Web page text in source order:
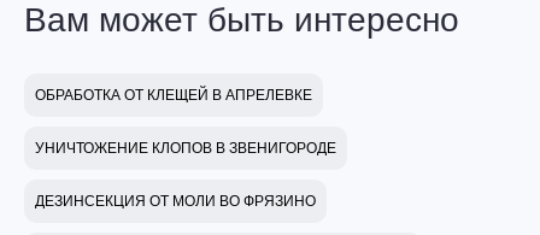
Вам может быть интересно
ОБРАБОТКА ОТ КЛЕЩЕЙ В АПРЕЛЕВКЕ
УНИЧТОЖЕНИЕ КЛОПОВ В ЗВЕНИГОРОДЕ
ДЕЗИНСЕКЦИЯ ОТ МОЛИ ВО ФРЯЗИНО